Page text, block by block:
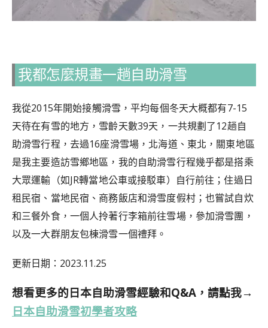
我都怎麼規畫一趟自助滑雪
我從2015年開始接觸滑雪，平均每個冬天大概都有7-15
天待在有雪的地方，雪齡天數39天，一共規劃了12趟自
助滑雪行程，去過16座滑雪場，北海道、東北，關東地區
是我主要造訪雪鄉地區，我的自助滑雪行程幾乎都是搭乘
大眾運輸（如JR轉當地公車或接駁車）自行前往；住過日
租民宿、當地民宿、商務飯店和滑雪度假村；也嘗試自炊
和三餐外食，一個人拎著行李箱前往雪場，參加滑雪團，
以及一大群朋友包棟滑雪一個禮拜。
更新日期：2023.11.25
想看更多的日本自助滑雪經驗和Q&A，請點我→
日本自助滑雪初學者攻略